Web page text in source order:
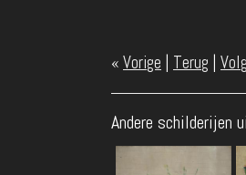
« Vorige | Terug |
Andere schilderijen